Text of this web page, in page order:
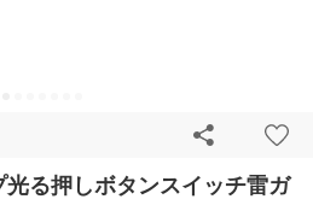
る押しボタンスイッチ雷ガ